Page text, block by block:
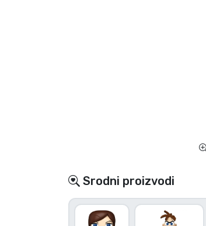
Srodni proizvodi
Sportski proizvodi
Glazbeni proizvodi